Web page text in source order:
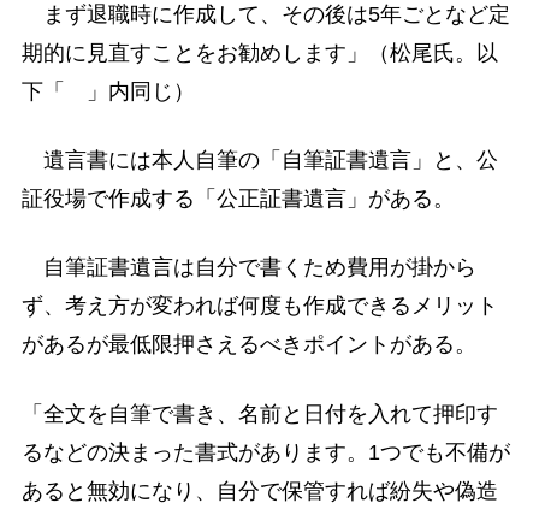
まず退職時に作成して、その後は5年ごとなど定
期的に見直すことをお勧めします」（松尾氏。以
下「 」内同じ）
遺言書には本人自筆の「自筆証書遺言」と、公
証役場で作成する「公正証書遺言」がある。
自筆証書遺言は自分で書くため費用が掛から
ず、考え方が変われば何度も作成できるメリット
があるが最低限押さえるべきポイントがある。
「全文を自筆で書き、名前と日付を入れて押印す
るなどの決まった書式があります。1つでも不備が
あると無効になり、自分で保管すれば紛失や偽造